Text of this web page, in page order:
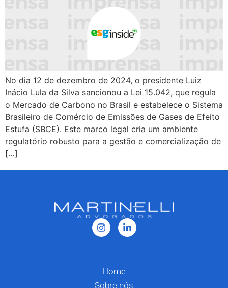
No dia 12 de dezembro de 2024, o presidente Luiz
Inácio Lula da Silva sancionou a Lei 15.042, que regula
o Mercado de Carbono no Brasil e estabelece o Sistema
Brasileiro de Comércio de Emissões de Gases de Efeito
Estufa (SBCE). Este marco legal cria um ambiente
regulatório robusto para a gestão e comercialização de
[…]
Home
Sobre nós